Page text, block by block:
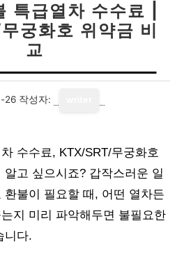
특급열차 수수료 |
궁화호 위약금 비
교
26 작성자:
수수료, KTX/SRT/무궁화호
고 싶으시죠? 갑작스러운 일
환불이 필요할 때, 어떤 열차든
지 미리 파악해두면 불필요한
니다.